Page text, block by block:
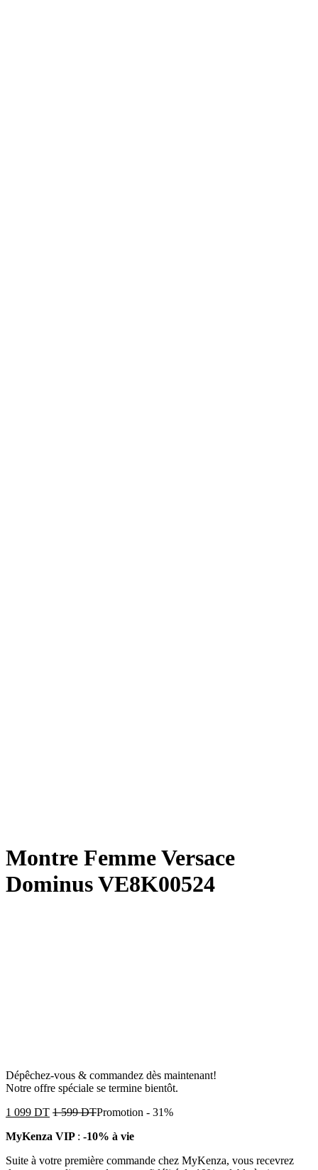
Montre Femme Versace
Dominus VE8K00524
Dépêchez-vous & commandez dès maintenant!
Notre offre spéciale se termine bientôt.
1 099 DT 1 599DTPromotion - 31%
MyKenza VIP : -10% à vie
Suite à votre première commande chez MyKenza, vous recevrez